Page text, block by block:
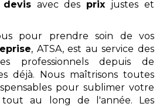
devisavec des prix justes et
pour prendre soin de vos
, ATSA, est au service des
professionnels depuis de
déjà. Nous maîtrisons toutes
pour sublimer votre
tout au long de l'année. Les